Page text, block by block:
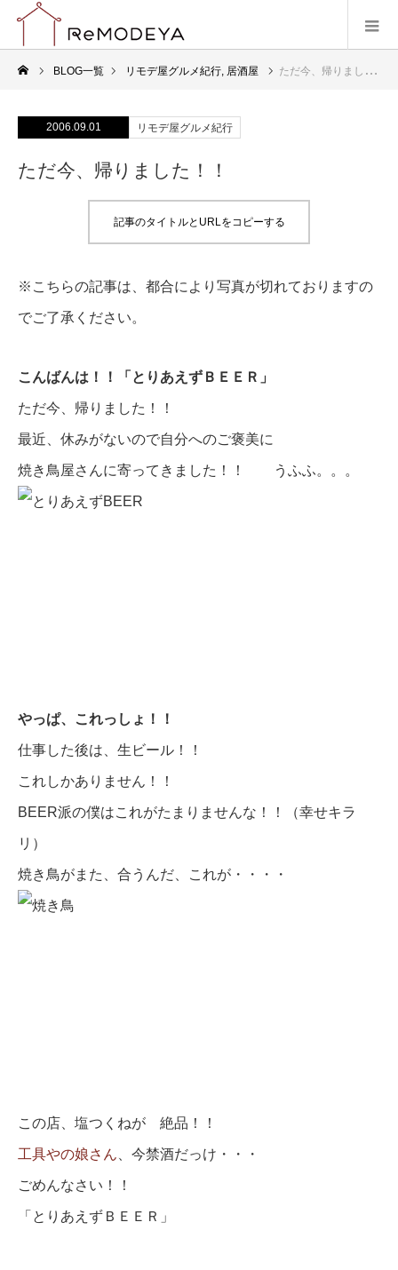
BLOG一覧 リモデ屋グルメ紀行, 居酒屋 ただ今、帰りました！！
2006.09.01 リモデ屋グルメ紀行
ただ今、帰りました！！
記事のタイトルとURLをコピーする
※こちらの記事は、都合により写真が切れておりますの
でご了承ください。
こんばんは！！「とりあえずＢＥＥＲ」
ただ今、帰りました！！
最近、休みがないので自分へのご褒美に
焼き鳥屋さんに寄ってきました！！ うふふ。。。
やっぱ、これっしょ！！
仕事した後は、生ビール！！
これしかありません！！
BEER派の僕はこれがたまりませんな！！（幸せキラ
リ）
焼き鳥がまた、合うんだ、これが・・・・
この店、塩つくねが 絶品！！
工具やの娘さん 、今禁酒だっけ・・・
ごめんなさい！！
「とりあえずＢＥＥＲ」